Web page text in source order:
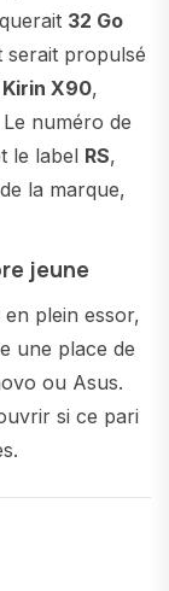
32 Go
serait propulsé
Kirin X90,
numéro de
le label RS,
la marque,
jeune
plein essor,
une place de
ou Asus.
si ce pari